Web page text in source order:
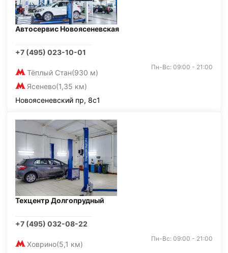
Автосервис Новоясеневская
+7 (495) 023-10-01
Тёплый Стан(930 м)
Ясенево(1,35 км)
Пн-Вс: 09:00 - 21:00
Новоясеневский пр, 8с1
Техцентр Долгопрудный
+7 (495) 032-08-22
Ховрино(5,1 км)
Пн-Вс: 09:00 - 21:00